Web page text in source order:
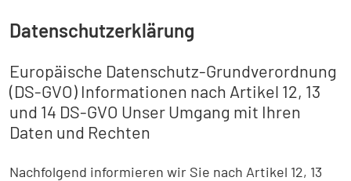
Datenschutzerklärung
Europäische Datenschutz-Grundverordnung
(DS-GVO) Informationen nach Artikel 12, 13
und 14 DS-GVO Unser Umgang mit Ihren
Daten und Rechten
Nachfolgend informieren wir Sie nach Artikel 12, 13